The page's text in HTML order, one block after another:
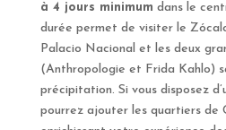
à 4 jours minimum dans le
durée permet de visiter le
Palacio Nacional et les deux
(Anthropologie et Frida Kahlo)
précipitation. Si vous disposez
pourrez ajouter les quartiers de